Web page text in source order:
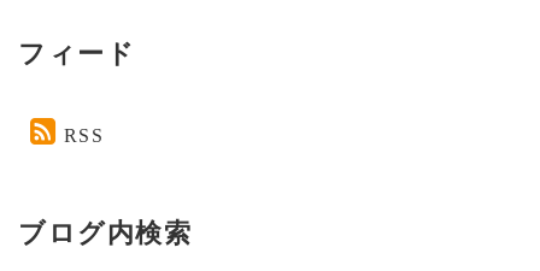
フィード
RSS
ブログ内検索